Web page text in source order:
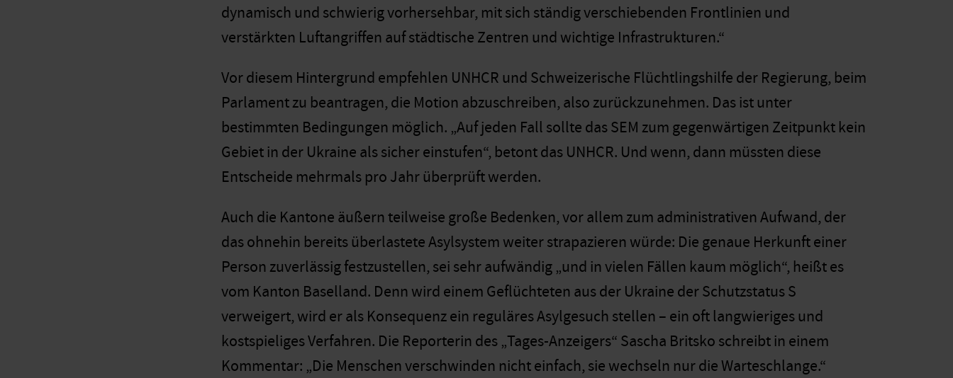
dynamisch und schwierig vorhersehbar, mit sich ständig verschiebenden Frontlinien und
verstärkten Luftangriffen auf städtische Zentren und wichtige Infrastrukturen.“
Vor diesem Hintergrund empfehlen UNHCR und Schweizerische Flüchtlingshilfe der Regierung, beim
Parlament zu beantragen, die Motion abzuschreiben, also zurückzunehmen. Das ist unter
bestimmten Bedingungen möglich. „Auf jeden Fall sollte das SEM zum gegenwärtigen Zeitpunkt kein
Gebiet in der Ukraine als sicher einstufen“, betont das UNHCR. Und wenn, dann müssten diese
Entscheide mehrmals pro Jahr überprüft werden.
Auch die Kantone äußern teilweise große Bedenken, vor allem zum administrativen Aufwand, der
das ohnehin bereits überlastete Asylsystem weiter strapazieren würde: Die genaue Herkunft einer
Person zuverlässig festzustellen, sei sehr aufwändig „und in vielen Fällen kaum möglich“, heißt es
vom Kanton Baselland. Denn wird einem Geflüchteten aus der Ukraine der Schutzstatus S
verweigert, wird er als Konsequenz ein reguläres Asylgesuch stellen – ein oft langwieriges und
kostspieliges Verfahren. Die Reporterin des „Tages-Anzeigers“ Sascha Britsko schreibt in einem
Kommentar: „Die Menschen verschwinden nicht einfach, sie wechseln nur die Warteschlange.“